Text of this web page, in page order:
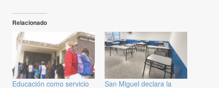
Relacionado
Educación como servicio
San Miguel declara la